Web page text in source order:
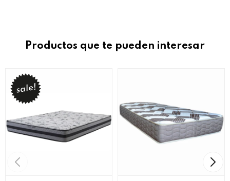
Productos que te pueden interesar